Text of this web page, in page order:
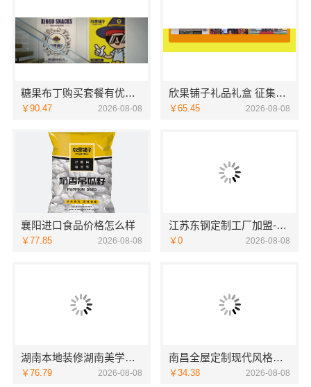
糖果布丁购买套餐有优惠吗
￥90.47 2026-08-08
欣果铺子礼品礼盒 征集所有顾客对产品的意见
￥65.45 2026-08-08
襄阳进口食品价格怎么样
￥77.85 2026-08-08
江苏东钢定制工厂加盟-江苏东钢
￥0 2026-08-08
湖南本地装修湖南美学筑家建材商铺装修湖南美学筑家
￥76.79 2026-08-08
南昌全屋定制现代风格施工队_江西尚宅尚品
￥34.38 2026-08-08